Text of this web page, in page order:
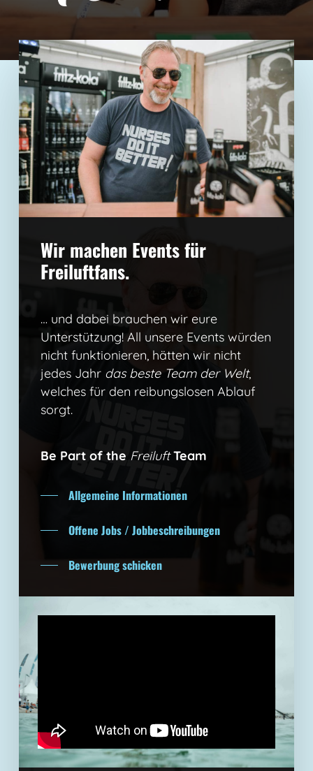
Wir machen Events für
Freiluftfans.
… und dabei brauchen wir eure
Unterstützung! All unsere Events würden
nicht funktionieren, hätten wir nicht
jedes Jahr das beste Team der Welt,
welches für den reibungslosen Ablauf
sorgt.
Be Part of the FreiluftTeam
Allgemeine Informationen
Offene Jobs / Jobbeschreibungen
Bewerbung schicken